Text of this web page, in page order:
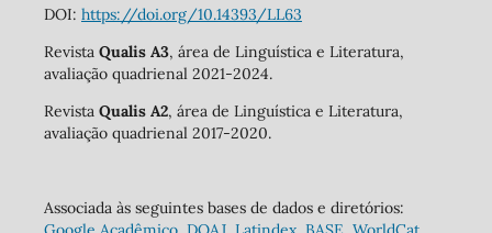
DOI: https://doi.org/10.14393/LL63
Revista Qualis A3, área de Linguística e Literatura,
avaliação quadrienal 2021-2024.
Revista Qualis A2, área de Linguística e Literatura,
avaliação quadrienal 2017-2020.
Associada às seguintes bases de dados e diretórios: